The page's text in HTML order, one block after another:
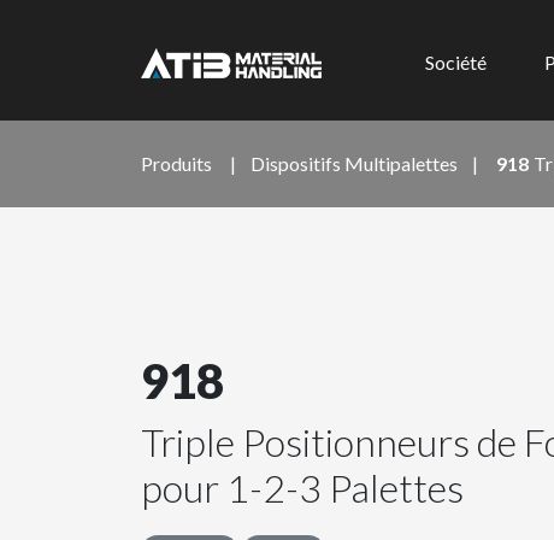
Société
Produits | Dispositifs Multipalettes | 918
918
Triple Positionneurs de
pour 1-2-3 Palettes